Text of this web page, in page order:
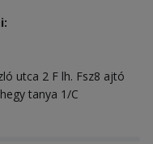
utca 2 F lh. Fsz8 ajtó
tanya 1/C